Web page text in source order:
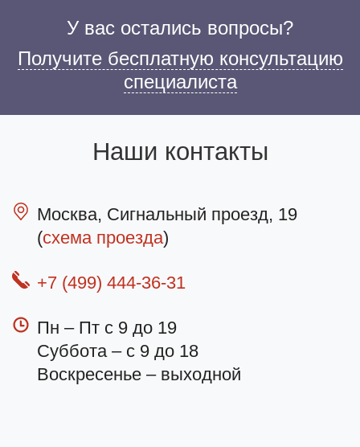
У вас остались вопросы?
Получите бесплатную консультацию
специалиста
Наши контакты
Москва, Сигнальный проезд, 19
(схема проезда)
+7 (499) 444-36-31
Пн – Пт с 9 до 19
Суббота – с 9 до 18
Воскресенье – выходной